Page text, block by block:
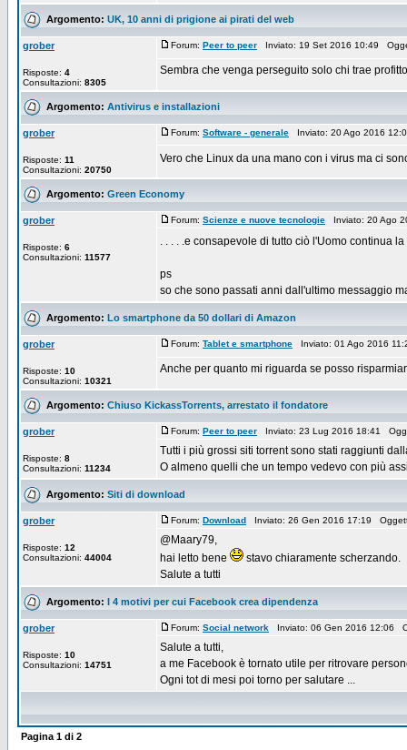
Argomento: UK, 10 anni di prigione ai pirati del web
grober
Risposte: 4
Consultazioni: 8305
Forum: Peer to peer Inviato: 19 Set 2016 10:49
Sembra che venga perseguito solo chi trae
Argomento: Antivirus e installazioni
grober
Risposte: 11
Consultazioni: 20750
Forum: Software - generale Inviato: 20 Ago 2016
Vero che Linux da una mano con i virus ma ci
Argomento: Green Economy
grober
Risposte: 6
Consultazioni: 11577
Forum: Scienze e nuove tecnologie Inviato: 20 Ago
. . . . .e consapevole di tutto ciò l'Uomo continua
ps
so che sono passati anni dall'ultimo messaggio
Argomento: Lo smartphone da 50 dollari di Amazon
grober
Risposte: 10
Consultazioni: 10321
Forum: Tablet e smartphone Inviato: 01 Ago 2016
Anche per quanto mi riguarda se posso
Argomento: Chiuso KickassTorrents, arrestato il fondatore
grober
Risposte: 8
Consultazioni: 11234
Forum: Peer to peer Inviato: 23 Lug 2016 18:41
Tutti i più grossi siti torrent sono stati raggiunti
O almeno quelli che un tempo vedevo con più
Argomento: Siti di download
grober
Risposte: 12
Consultazioni: 44004
Forum: Download Inviato: 26 Gen 2016 17:19
@Maary79,
hai letto bene
stavo chiaramente scherzando.
Salute a tutti
Argomento: I 4 motivi per cui Facebook crea dipendenza
grober
Risposte: 10
Consultazioni: 14751
Forum: Social network Inviato: 06 Gen 2016 12:06
Salute a tutti,
a me Facebook è tornato utile per ritrovare
Ogni tot di mesi poi torno per salutare ...
Pagina 1 di 2